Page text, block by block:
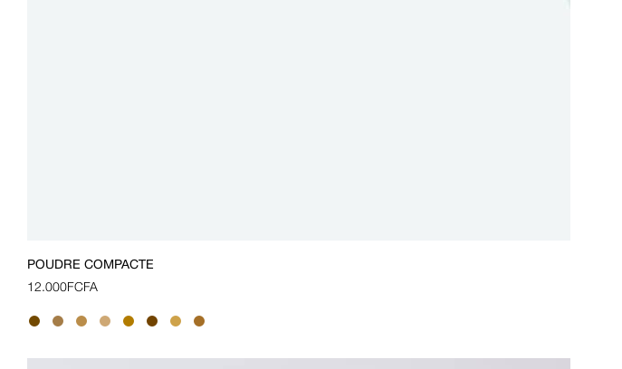
POUDRE COMPACTE
12.000FCFA